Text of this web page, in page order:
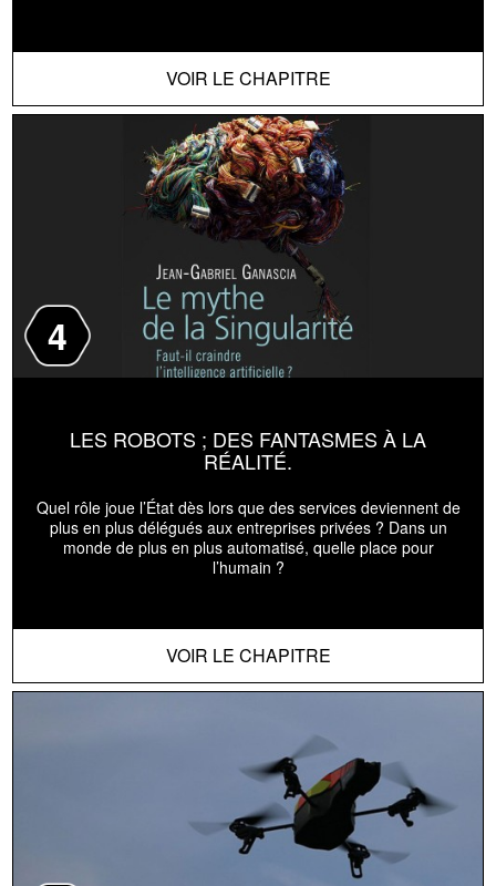
VOIR LE CHAPITRE
4
LES ROBOTS ; DES FANTASMES À LA
RÉALITÉ.
Quel rôle joue l’État dès lors que des services deviennent de
plus en plus délégués aux entreprises privées ? Dans un
monde de plus en plus automatisé, quelle place pour
l’humain ?
VOIR LE CHAPITRE